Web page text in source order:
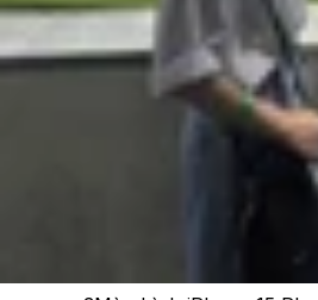
Màn hình iPhone 15